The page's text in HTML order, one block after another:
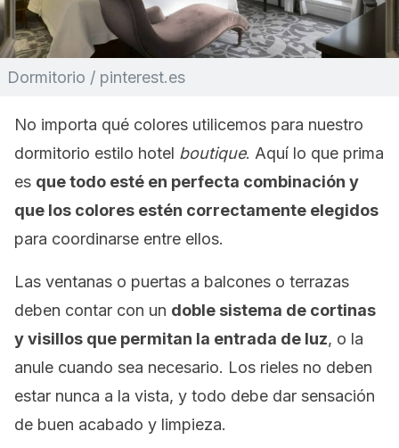
Dormitorio / pinterest.es
No importa qué colores utilicemos para nuestro
dormitorio estilo hotel boutique. Aquí lo que prima
es que todo esté en perfecta combinación y
que los colores estén correctamente elegidos
para coordinarse entre ellos.
Las ventanas o puertas a balcones o terrazas
deben contar con un doble sistema de cortinas
y visillos que permitan la entrada de luz, o la
anule cuando sea necesario. Los rieles no deben
estar nunca a la vista, y todo debe dar sensación
de buen acabado y limpieza.